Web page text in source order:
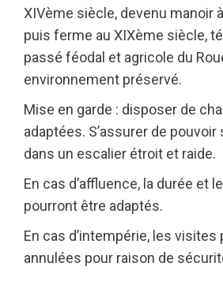
XIVème siècle, devenu manoir
puis ferme au XIXème siècle,
passé féodal et agricole du
environnement préservé.
Mise en garde : disposer de
adaptées. S’assurer de
dans un escalier étroit et raide.
En cas d’affluence, la durée et
pourront être adaptés.
En cas d’intempérie, les visites
annulées pour raison de